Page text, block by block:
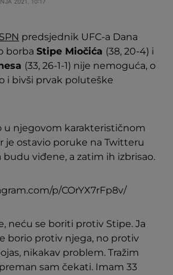
predsjednik UFC-a Dana
borba Stipe Miočića (38, 20-4) i
(33, 26-1-1) nije nemoguća, o
i bivši prvak poluteške
u njegovom karakterističnom
je ostavio poruke na Twitteru
viđene, a zatim ih izbrisao.
p/COrYX7rFp8v/
neću se boriti protiv Stipe. Ja
borio protiv njega, no protiv
nikakav problem. Tražim
sam čekati. Imam 33